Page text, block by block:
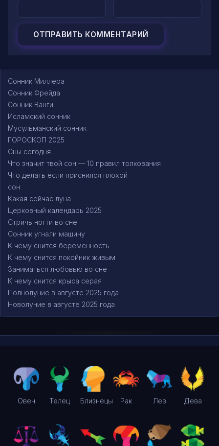
Сонник Миллера
Сонник Фрейда
Сонник Ванги
Исламский сонник
Мусульманский сонник
ГОРОСКОП 2025
Сны сегодня
Что значит твой сон — 10 правил толкования
Что делать если приснился плохой
сон
Какая сейчас луна
Церковный календарь 2025
Стричь ногти во сне
Сонник угнали машину
К чему снится беременность
К чему снится покойник живым
Заниматься любовью во сне
К чему снится крыса серая
Полнолуние в августе 2025 года
Новолуние в августе 2025 года
Овен Телец Близнецы Рак Лев Дева